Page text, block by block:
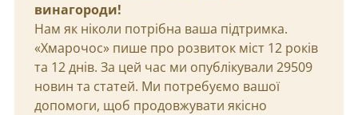
винагороди!
Нам як ніколи потрібна ваша підтримка.
«Хмарочос» пише про розвиток міст 12 років
та 12 днів. За цей час ми опублікували 29509
новин та статей. Ми потребуємо вашої
допомоги, щоб продовжувати якісно